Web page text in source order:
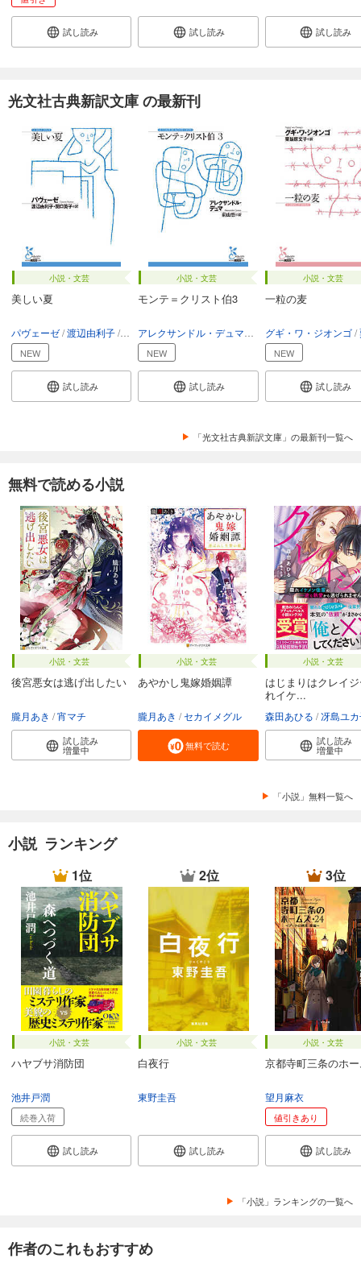
試し読み 試し読み 試し読み
光文社古典新訳文庫 の最新刊
小説・文芸
美しい夏
パヴェーゼ 渡辺由利子 関口英子
NEW
試し読み
小説・文芸
モンテ＝クリスト伯3
前山悠
NEW
試し読み
小説・文芸
一粒の麦
グギ・ワ・ジオンゴ
NEW
試し読み
「光文社古典新訳文庫」の最新刊一覧へ
無料で読める小説
小説・文芸
後宮悪女は逃げ出したい
朧月あき 宵マチ
試し読み
増量中
小説・文芸
あやかし鬼嫁婚姻譚
朧月あき セカイメグル
無料で読む
小説・文芸
はじまりはクレイ
れイケ...
森田あひる 冴島ユ
試し読み
増量中
「小説」無料一覧へ
小説 ランキング
1位
小説・文芸
ハヤブサ消防団
池井戸潤
続巻入荷
試し読み
2位
小説・文芸
白夜行
東野圭吾
試し読み
3位
小説・文芸
京都寺町三条のホ
望月麻衣
値引きあり
試し読み
「小説」ランキングの一覧へ
作者のこれもおすすめ